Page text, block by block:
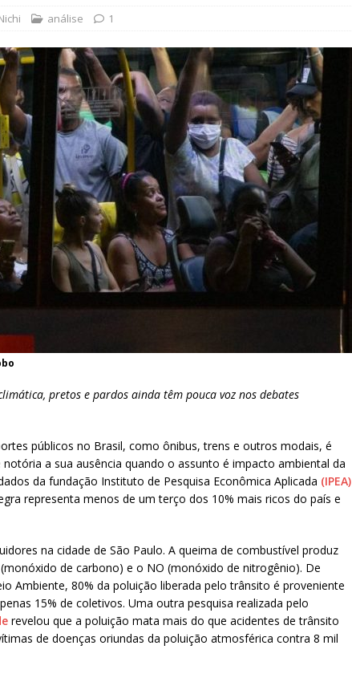
análise 1
pretos e pardos ainda têm pouca voz nos debates
públicos no Brasil, como ônibus, trens e outros modais, é
a sua ausência quando o assunto é impacto ambiental da
da fundação Instituto de Pesquisa Econômica Aplicada (IPEA)
representa menos de um terço dos 10% mais ricos do país e
na cidade de São Paulo. A queima de combustível produz
de carbono) e o NO (monóxido de nitrogênio). De
Ambiente, 80% da poluição liberada pelo trânsito é proveniente
15% de coletivos. Uma outra pesquisa realizada pelo
revelou que a poluição mata mais do que acidentes de trânsito
de doenças oriundas da poluição atmosférica contra 8 mil